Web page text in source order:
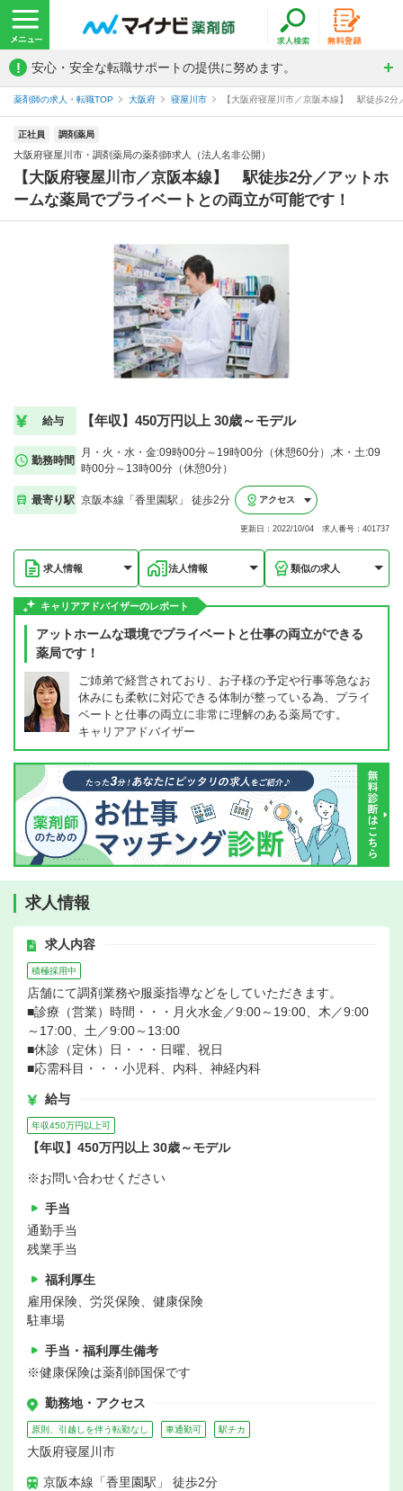
! 安心・安全な転職サポートの提供に努めます。
薬剤師の求人・転職TOP 大阪府 寝屋川市 【大阪府寝屋川市／京阪本線】 駅徒歩2
正社員 調剤薬局
大阪府寝屋川市・調剤薬局の薬剤師求人（法人名非公開）
【大阪府寝屋川市／京阪本線】 駅徒歩2分／アットホ
ームな薬局でプライベートとの両立が可能です！
給与 【年収】450万円以上 30歳～モデル
勤務時間
月・火・水・金:09時00分～19時00分（休憩60分）,木・土:09
時00分～13時00分（休憩0分）
最寄り駅 京阪本線「香里園駅」 徒歩2分 アクセス
更新日：2022/10/04 求人番号：401737
求人情報 法人情報 類似の求人
キャリアアドバイザーのレポート
アットホームな環境でプライベートと仕事の両立ができる
薬局です！
ご姉弟で経営されており、お子様の予定や行事等急なお
休みにも柔軟に対応できる体制が整っている為、プライ
ベートと仕事の両立に非常に理解のある薬局です。
キャリアアドバイザー
求人情報
求人内容
積極採用中
店舗にて調剤業務や服薬指導などをしていただきます。
■診療（営業）時間・・・月火水金／9:00～19:00、木／9:00
～17:00、土／9:00～13:00
■休診（定休）日・・・日曜、祝日
■応需科目・・・小児科、内科、神経内科
給与
年収450万円以上可
【年収】450万円以上 30歳～モデル
※お問い合わせください
手当
通勤手当
残業手当
福利厚生
雇用保険、労災保険、健康保険
駐車場
手当・福利厚生備考
※健康保険は薬剤師国保です
勤務地・アクセス
原則、引越しを伴う転勤なし 車通勤可 駅チカ
大阪府寝屋川市
京阪本線「香里園駅」 徒歩2分